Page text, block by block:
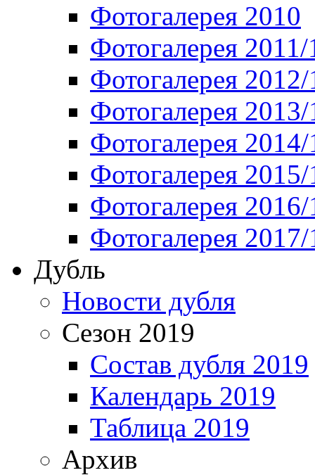
Фотогалерея 2010
Фотогалерея 2011/
Фотогалерея
Фотогалерея
Фотогалерея
Фотогалерея
Фотогалерея
Фотогалерея
Дубль
Новости дубля
Сезон 2019
Состав дубля 2019
Календарь 2019
Таблица 2019
Архив